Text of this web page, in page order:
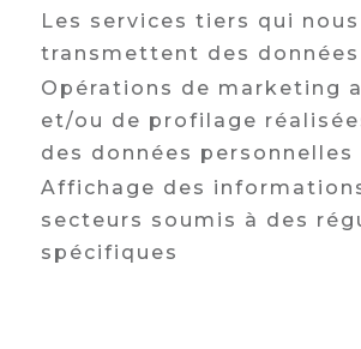
Les services tiers qui nous
transmettent des données
Opérations de marketing
et/ou de profilage
des données personnelles
Affichage des
secteurs soumis à des
spécifiques